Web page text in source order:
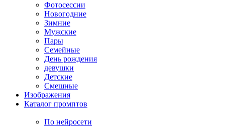
Фотосессии
Новогодние
Зимние
Мужские
Пары
Семейные
День рождения
девушки
Детские
Смешные
Изображения
Каталог промптов
По нейросети